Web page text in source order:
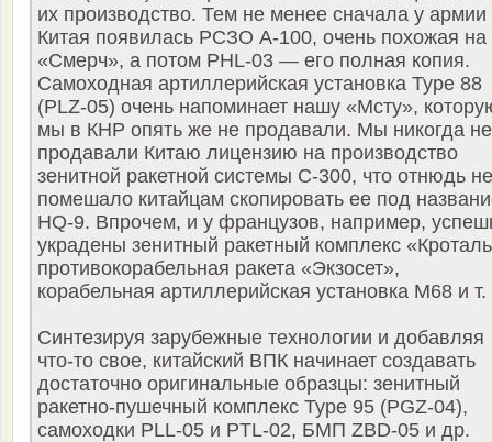
их производство. Тем не менее сначала у армии
Китая появилась РСЗО А-100, очень похожая на
«Смерч», а потом PHL-03 — его полная копия.
Самоходная артиллерийская установка Туре 88
(PLZ-05) очень напоминает нашу «Мсту»,
мы в КНР опять же не продавали. Мы никогда не
продавали Китаю лицензию на производство
зенитной ракетной системы С-300, что отнюдь не
помешало китайцам скопировать ее под
HQ-9. Впрочем, и у французов, например,
украдены зенитный ракетный комплекс
противокорабельная ракета «Экзосет»,
корабельная артиллерийская установка М68 и т.
Синтезируя зарубежные технологии и добавляя
что-то свое, китайский ВПК начинает создавать
достаточно оригинальные образцы: зенитный
ракетно-пушечный комплекс Туре 95 (PGZ-04),
самоходки PLL-05 и PTL-02, БМП ZBD-05 и др.